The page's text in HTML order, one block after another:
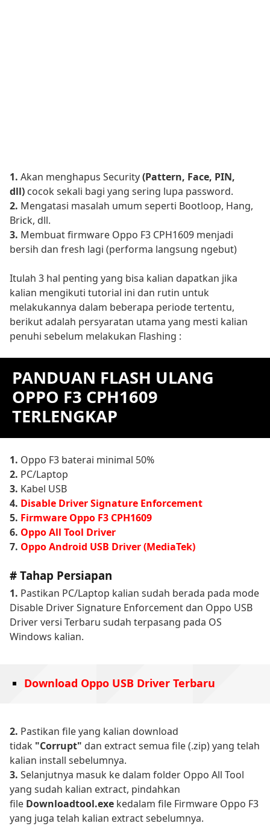
1. Akan menghapus Security(Pattern, Face, PIN,
dll) cocok sekali bagi yang sering lupa password.
2. Mengatasi masalah umum seperti Bootloop, Hang,
Brick, dll.
3. Membuat firmware Oppo F3 CPH1609 menjadi
bersih dan fresh lagi (performa langsung ngebut)
Itulah 3 hal penting yang bisa kalian dapatkan jika
kalian mengikuti tutorial ini dan rutin untuk
melakukannya dalam beberapa periode tertentu,
berikut adalah persyaratan utama yang mesti kalian
penuhi sebelum melakukan Flashing :
PANDUAN FLASH ULANG
OPPO F3 CPH1609
TERLENGKAP
1. Oppo F3 baterai minimal 50%
2. PC/Laptop
3. Kabel USB
4. Disable Driver Signature Enforcement
5. Firmware Oppo F3 CPH1609
6. Oppo All Tool Driver
7. Oppo Android USB Driver (MediaTek)
# Tahap Persiapan
1. Pastikan PC/Laptop kalian sudah berada pada mode
Disable Driver Signature Enforcement dan Oppo USB
Driver versi Terbaru sudah terpasang pada OS
Windows kalian.
Download Oppo USB Driver Terbaru
2. Pastikan file yang kalian download
tidak "Corrupt" dan extract semua file (.zip) yang telah
kalian install sebelumnya.
3. Selanjutnya masuk ke dalam folder Oppo All Tool
yang sudah kalian extract, pindahkan
file Downloadtool.exe kedalam file Firmware Oppo F3
yang juga telah kalian extract sebelumnya.